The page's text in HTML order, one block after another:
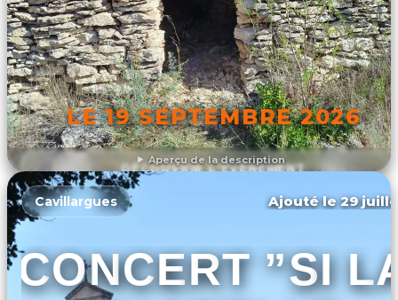
Aperçu de la description
LE 19 SEPTEMBRE 2026
DÉCOUVRIR L'ÉVÉNEMENT
Cavillargues Ajouté le 29
CONCERT ”SI